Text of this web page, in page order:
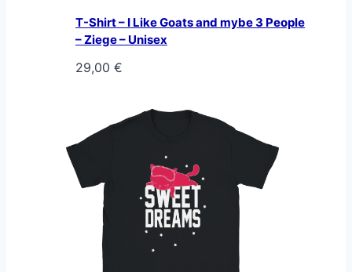
T-Shirt – I Like Goats and mybe 3 People
– Ziege – Unisex
29,00 €